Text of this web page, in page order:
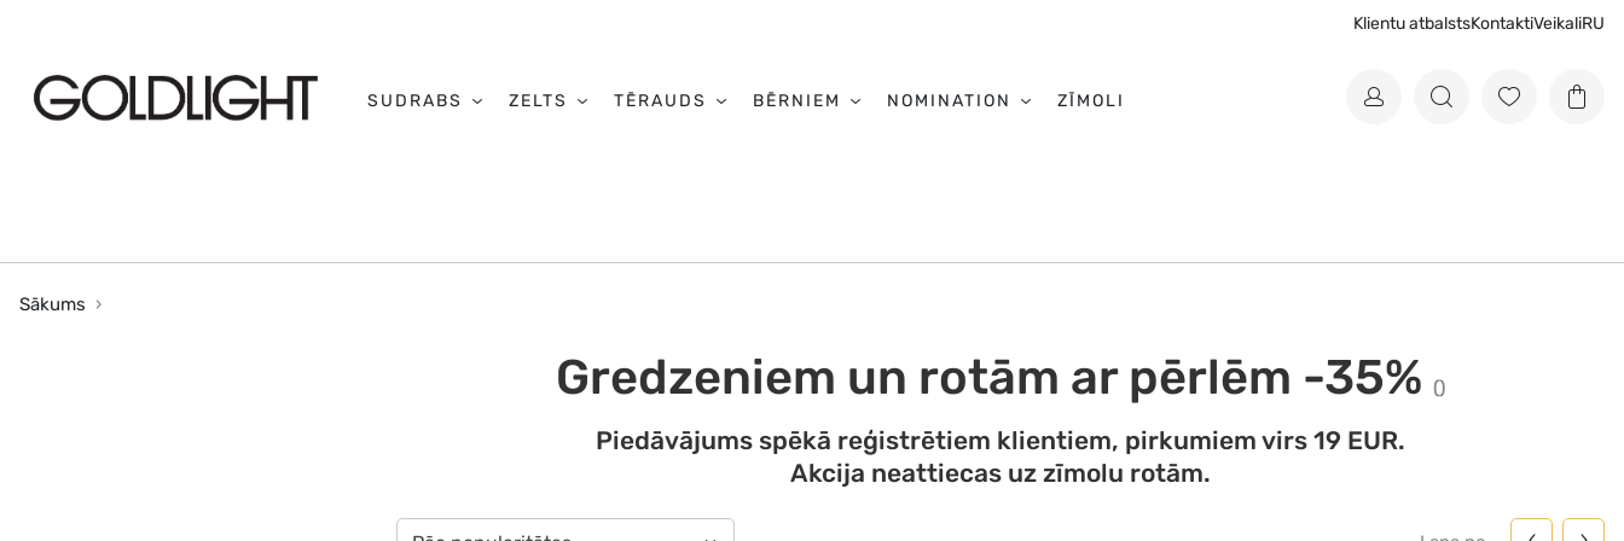
Klientu atbalstsKontaktiVeikaliRU
SUDRABS ZELTS TĒRAUDS BĒRNIEM NOMINATION ZĪMOLI
Sākums
Gredzeniem un rotām ar pērlēm -35% ()
Piedāvājums spēkā reģistrētiem klientiem, pirkumiem virs 19 EUR.
Akcija neattiecas uz zīmolu rotām.